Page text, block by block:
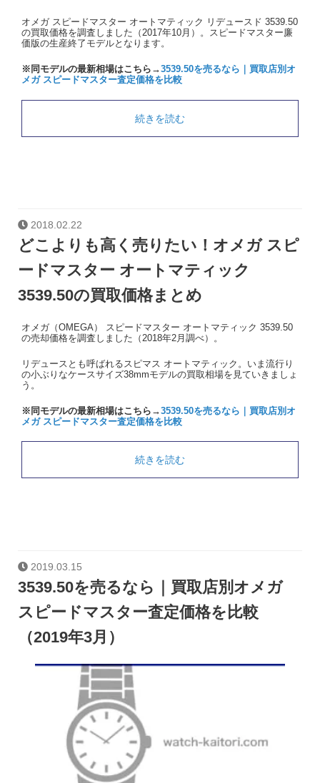
オメガ スピードマスター オートマティック リデュースド 3539.50
の買取価格を調査しました（2017年10月）。スピードマスター廉
価版の生産終了モデルとなります。
※同モデルの最新相場はこちら→3539.50を売るなら｜買取店別オ
メガ スピードマスター査定価格を比較
続きを読む
2018.02.22
どこよりも高く売りたい！オメガ スピ
ードマスター オートマティック
3539.50の買取価格まとめ
オメガ（OMEGA） スピードマスター オートマティック 3539.50
の売却価格を調査しました（2018年2月調べ）。
リデュースとも呼ばれるスピマス オートマティック。いま流行り
の小ぶりなケースサイズ38mmモデルの買取相場を見ていきましょ
う。
※同モデルの最新相場はこちら→3539.50を売るなら｜買取店別オ
メガ スピードマスター査定価格を比較
続きを読む
2019.03.15
3539.50を売るなら｜買取店別オメガ
スピードマスター査定価格を比較
（2019年3月）